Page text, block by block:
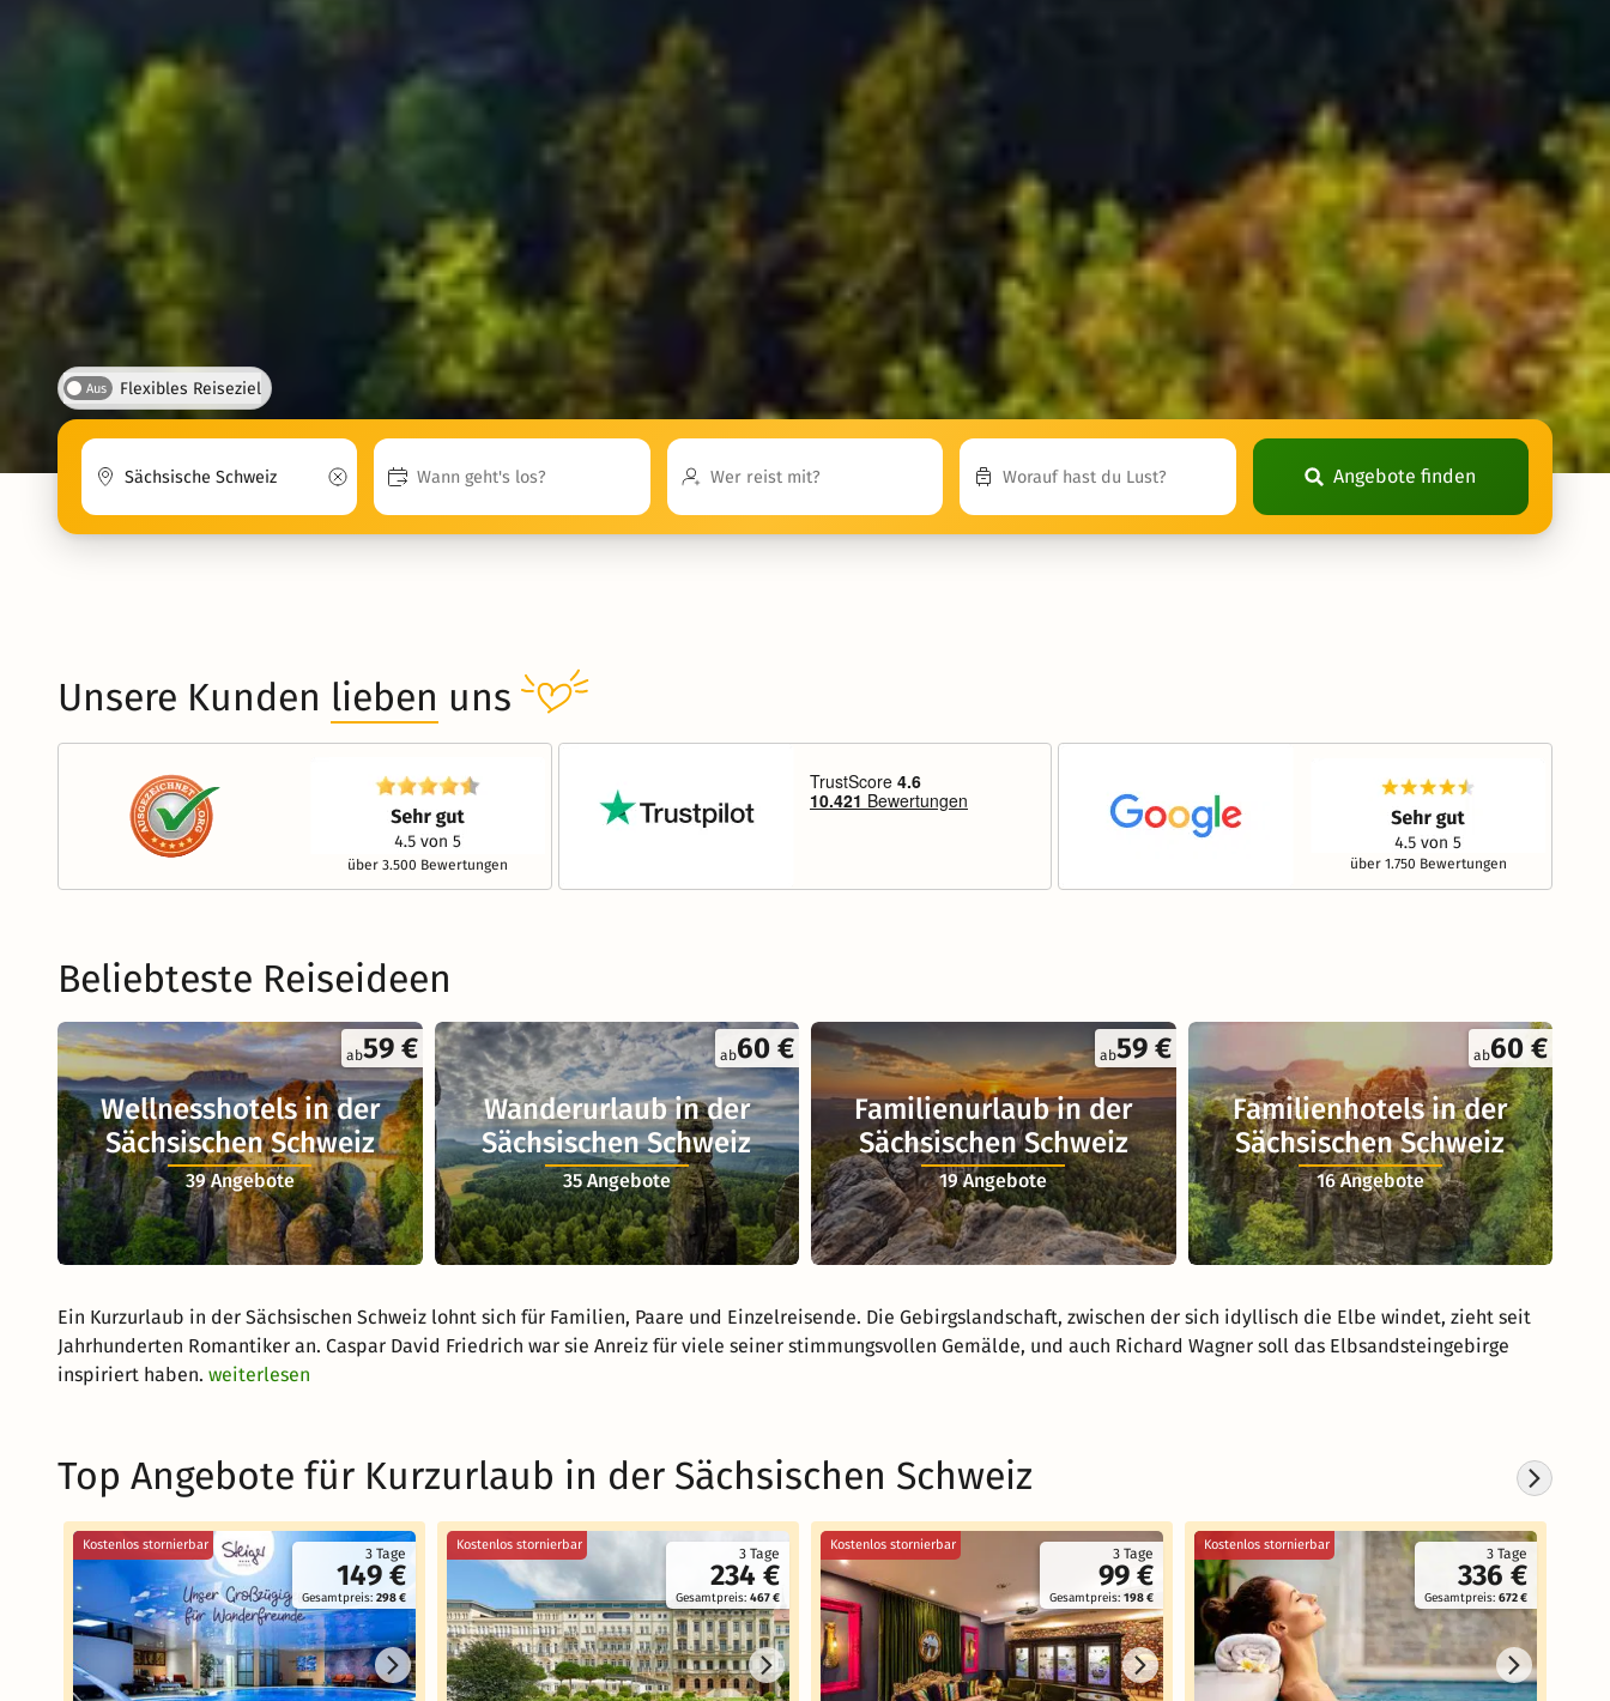
Aus Flexibles Reiseziel
Angebote finden
Unsere Kunden lieben uns
über 3.500 Bewertungen über 1.750 Bewertungen
Beliebteste Reiseideen
ab59 €
Wellnesshotels in der
Sächsischen Schweiz
39 Angebote
ab60 €
Wanderurlaub in der
Sächsischen Schweiz
35 Angebote
ab59 €
Familienurlaub in der
Sächsischen Schweiz
19 Angebote
ab60 €
Familienhotels in der
Sächsischen Schweiz
16 Angebote
Ein Kurzurlaub in der Sächsischen Schweiz lohnt sich für Familien, Paare und Einzelreisende. Die Gebirgslandschaft, zwischen der sich idyllisch die Elbe windet, zieht seit
Jahrhunderten Romantiker an. Caspar David Friedrich war sie Anreiz für viele seiner stimmungsvollen Gemälde, und auch Richard Wagner soll das Elbsandsteingebirge
inspiriert haben. weiterlesen
Top Angebote für Kurzurlaub in der Sächsischen Schweiz
3 Tage
149 €
Gesamtpreis: 298 €
Kostenlos stornierbar
3 Tage
234 €
Gesamtpreis: 467 €
Kostenlos stornierbar
3 Tage
99 €
Gesamtpreis: 198 €
Kostenlos stornierbar
3 Tage
336 €
Gesamtpreis: 672 €
Kostenlos stornierbar